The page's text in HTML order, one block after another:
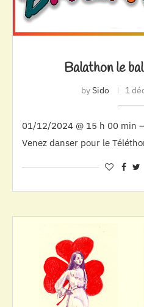
Balathon le
bySido 1
01/12/2024 @ 15 h 00 min
Venez danser pour le